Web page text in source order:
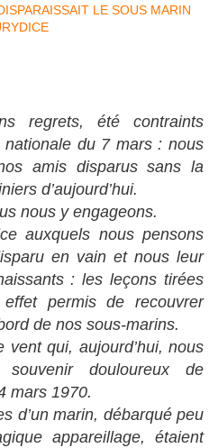
regrets, été contraints
nationale du 7 mars : nous
amis disparus sans la
d’aujourd’hui.
nous y engageons.
auxquels nous pensons
en vain et nous leur
: les leçons tirées
permis de recouvrer
de nos sous-marins.
vent qui, aujourd’hui, nous
douloureux de
mars 1970.
d’un marin, débarqué peu
appareillage, étaient